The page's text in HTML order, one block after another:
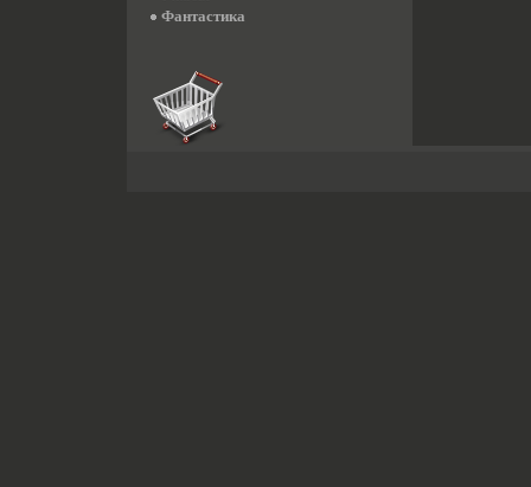
Фантастика